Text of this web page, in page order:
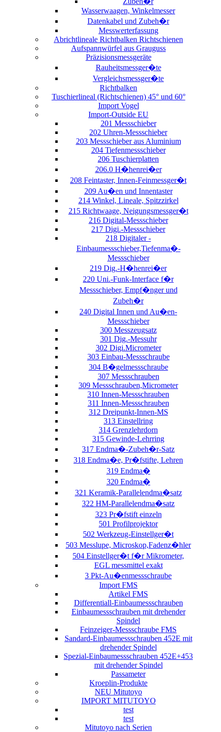
Wasserwaagen, Winkelmesser
Datenkabel und Zubeh�r
Messwerterfassung
Abrichtlineale Richtbalken Richtschienen
Aufspannwürfel aus Grauguss
Präzisionsmessgeräte
Rauheitsmessger�te
Vergleichsmessger�te
Richtbalken
Tuschierlineal (Richtschienen) 45° und 60°
Import Vogel
Import-Outside EU
201 Messschieber
202 Uhren-Messschieber
203 Messschieber aus Aluminium
204 Tiefenmessschieber
206 Tuschierplatten
206.0 H�henrei�er
208 Feintaster, Innen-Feinmessger�t
209 Au�en und Innentaster
214 Winkel, Lineale, Spitzzirkel
215 Richtwaage, Neigungsmessger�t
216 Digital-Messschieber
217 Digi.-Messschieber
218 Digitaler -
Einbaumessschieber,Tiefenma�-
Messschieber
219 Dig.-H�henrei�er
220 Uni.-Funk-Interface f�r
Messschieber, Empf�nger und
Zubeh�r
240 Digital Innen und Au�en-
Messschieber
300 Messzeugsatz
301 Dig.-Messuhr
302 Digi.Micrometer
303 Einbau-Messschraube
304 B�gelmessschraube
307 Messschrauben
309 Messschrauben,Micrometer
310 Innen-Messschrauben
311 Innen-Messschrauben
312 Dreipunkt-Innen-MS
313 Einstellring
314 Grenzlehrdorn
315 Gewinde-Lehrring
317 Endma�-Zubeh�r-Satz
318 Endma�e, Pr�fstifte, Lehren
319 Endma�
320 Endma�
321 Keramik-Parallelendma�satz
322 HM-Parallelendma�satz
323 Pr�fstift einzeln
501 Profilprojektor
502 Werkzeug-Einstellger�t
503 Messlupe, Microskop,Fadenz�hler
504 Einstellger�t f�r Mikrometer,
EGL messmittel exakt
3 Pkt-Au�enmessschraube
Import FMS
Artikel FMS
Differentiall-Einbaumessschrauben
Einbaumessschrauben mit drehender
Spindel
Feinzeiger-Messschraube FMS
Sandard-Einbaumessschrauben 452E mit
drehender Spindel
Spezial-Einbaumessschrauben 452E+453
mit drehender Spindel
Passameter
Kroeplin-Produkte
NEU Mitutoyo
IMPORT MITUTOYO
test
test
Mitutoyo nach Serien